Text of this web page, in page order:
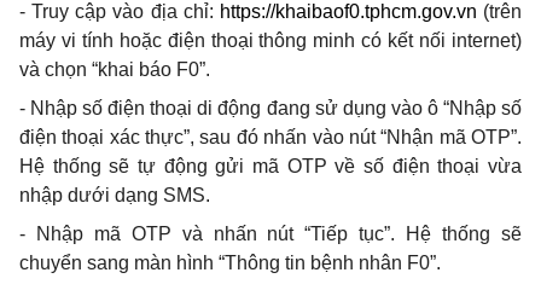
- Truy cập vào địa chỉ: https://khaibaof0.tphcm.gov.vn (trên
máy vi tính hoặc điện thoại thông minh có kết nối internet)
và chọn “khai báo F0”.
- Nhập số điện thoại di động đang sử dụng vào ô “Nhập số
điện thoại xác thực”, sau đó nhấn vào nút “Nhận mã OTP”.
Hệ thống sẽ tự động gửi mã OTP về số điện thoại vừa
nhập dưới dạng SMS.
- Nhập mã OTP và nhấn nút “Tiếp tục”. Hệ thống sẽ
chuyển sang màn hình “Thông tin bệnh nhân F0”.